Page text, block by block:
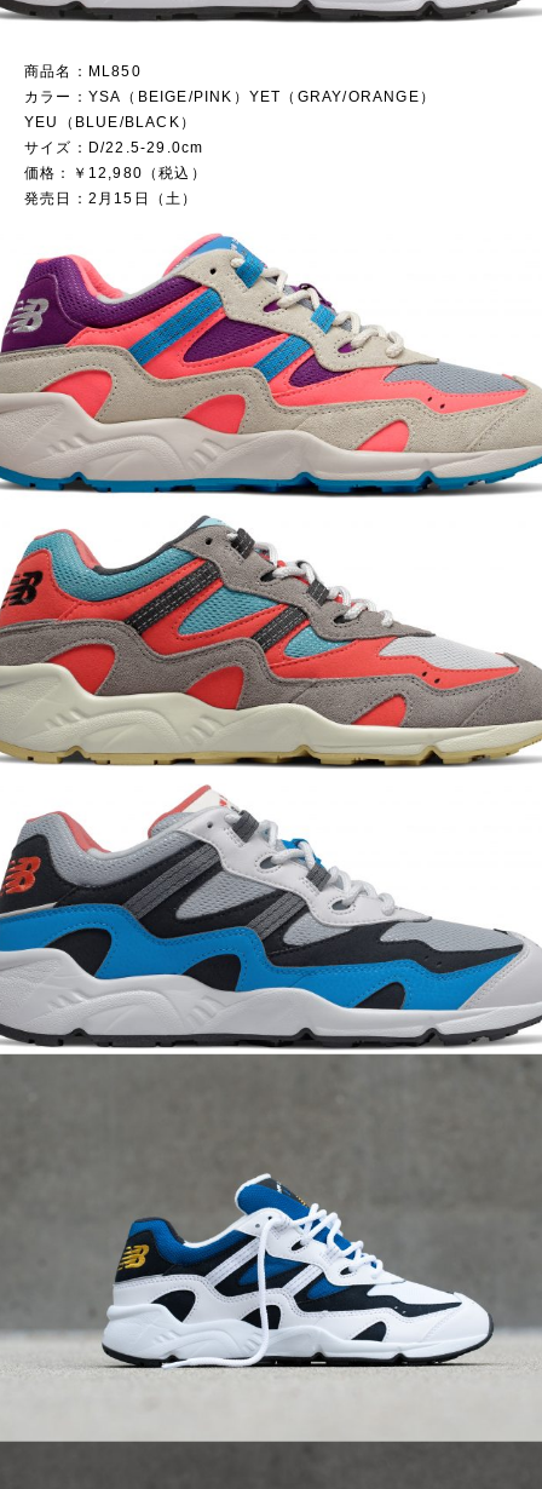
商品名：ML850
カラー：YSA（BEIGE/PINK）YET（GRAY/ORANGE）
YEU（BLUE/BLACK）
サイズ：D/22.5-29.0cm
価格：￥12,980（税込）
発売日：2月15日（土）